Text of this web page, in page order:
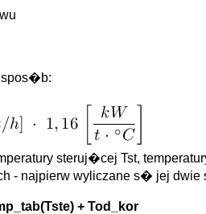
steruj�cej Tst,
- najpierw wyliczane s� jej
+ Tod_kor